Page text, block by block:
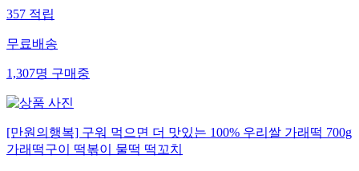
357 적립
무료배송
1,307명 구매중
[만원의행복] 구워 먹으면 더 맛있는 100% 우리쌀 가래떡 700g
가래떡구이 떡볶이 물떡 떡꼬치